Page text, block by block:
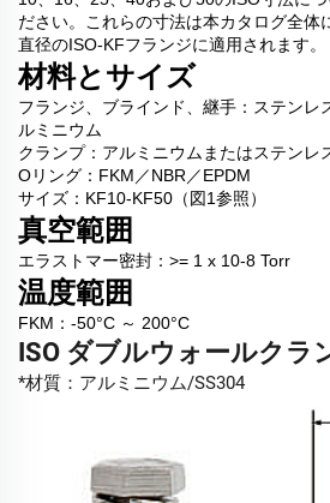
ださい。これらの寸法は本カタログ全体
直径のISO-KFフランジに適用されます。
材料とサイズ
フランジ、ブラインド、継手：ステンレ
ルミニウム
クランプ：アルミニウムまたはステンレ
Oリング：FKM／NBR／EPDM
サイズ：KF10-KF50（図1参照）
真空範囲
エラストマー密封：>= 1 x 10-8 Torr
温度範囲
FKM：-50°C ～ 200°C
ISO ダブルウォールクラ
*材質：アルミニウム/SS304